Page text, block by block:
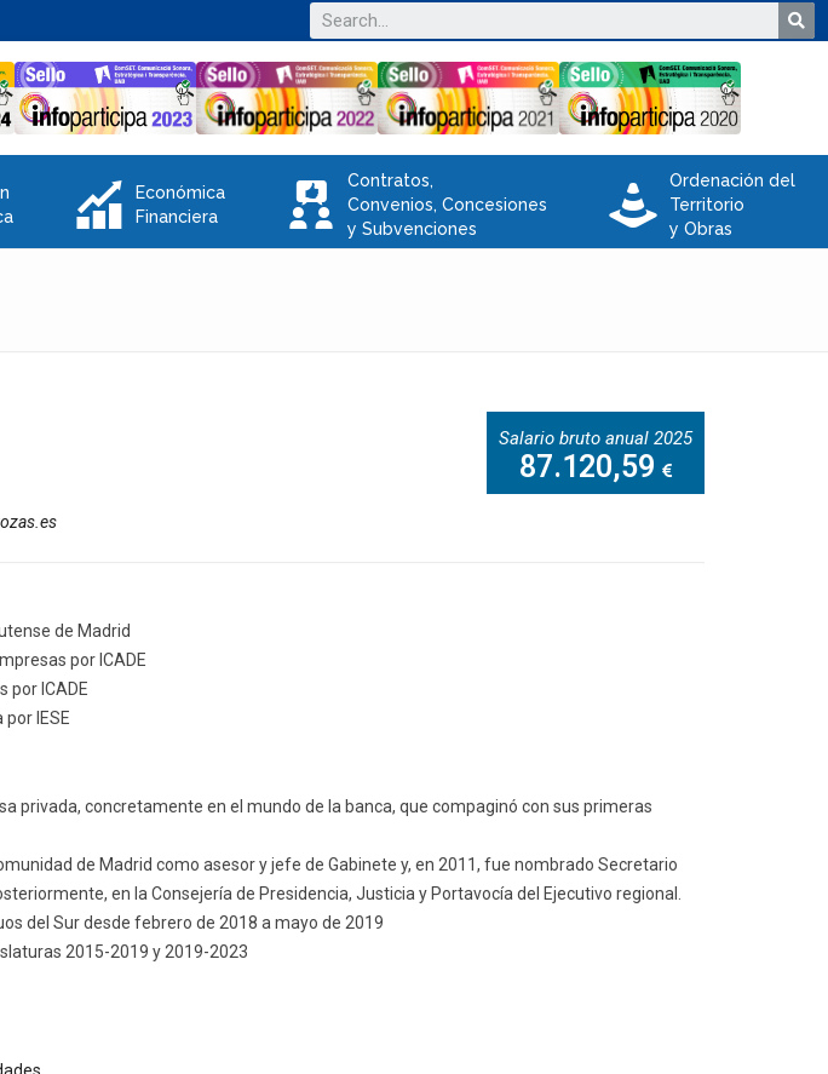
Q
Económica
Financiera
V
Contratos,
Convenios, Concesiones
y Subvenciones
e
Ordenación del
Territorio
y Obras
Salario bruto anual 2025
87.120,59
de Madrid
por ICADE
por ICADE
IESE
privada, concretamente en el mundo de la banca, que compaginó con sus primeras
de Madrid como asesor y jefe de Gabinete y, en 2011, fue nombrado Secretario
en la Consejería de Presidencia, Justicia y Portavocía del Ejecutivo regional.
del Sur desde febrero de 2018 a mayo de 2019
2015-2019 y 2019-2023